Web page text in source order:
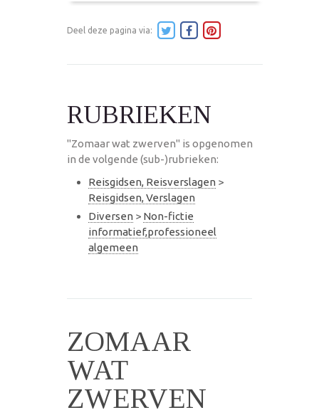
Deel deze pagina via:
RUBRIEKEN
"Zomaar wat zwerven" is opgenomen
in de volgende (sub-)rubrieken:
Reisgidsen, Reisverslagen >
Reisgidsen, Verslagen
Diversen > Non-fictie
informatief,professioneel
algemeen
ZOMAAR
WAT
ZWERVEN